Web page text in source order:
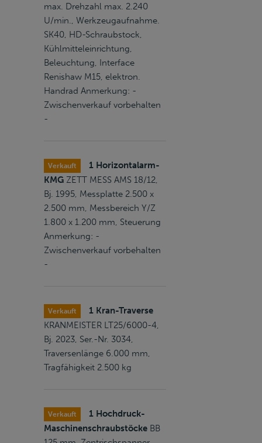
max. Drehzahl max. 2.240
U/min., Werkzeugaufnahme.
SK40, HD-Schraubstock,
Kühlmitteleinrichtung,
Beleuchtung, Interface
Renishaw M15, elektron.
Handrad Anmerkung: -
Zwischenverkauf vorbehalten
-
Verkauft
1 Horizontalarm-
KMG ZETT MESS AMS 18/12,
Bj. 1995, Messplatte 2.500 x
2.500 mm, Messbereich Y/Z
1.800 x 1.200 mm, Steuerung
Anmerkung: -
Zwischenverkauf vorbehalten
-
Verkauft
1 Kran-Traverse
KRANMEISTER LT25/6000-4,
Bj. 2023, Ser.-Nr. 3034,
Traversenlänge 6.000 mm,
Tragfähigkeit 2.500 kg
Verkauft
1 Hochdruck-
Maschinenschraubstöcke BB